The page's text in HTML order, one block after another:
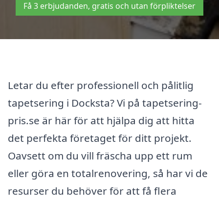
Få 3 erbjudanden, gratis och utan förpliktelser
Letar du efter professionell och pålitlig
tapetsering i Docksta? Vi på tapetsering-
pris.se är här för att hjälpa dig att hitta
det perfekta företaget för ditt projekt.
Oavsett om du vill fräscha upp ett rum
eller göra en totalrenovering, så har vi de
resurser du behöver för att få flera